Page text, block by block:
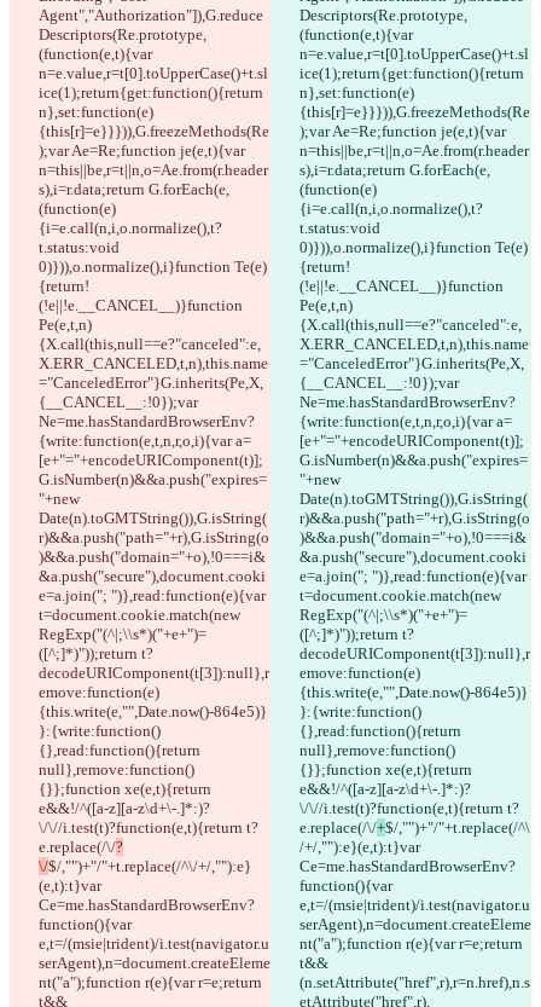
Agent","Authorization"]),G.reduce
Descriptors(Re.prototype,
(function(e,t){var
n=e.value,r=t[0].toUpperCase()+t.sl
ice(1);return{get:function(){return
n},set:function(e)
{this[r]=e}}})),G.freezeMethods(Re
);var Ae=Re;function je(e,t){var
n=this||be,r=t||n,o=Ae.from(r.header
s),i=r.data;return G.forEach(e,
(function(e)
{i=e.call(n,i,o.normalize(),t?
t.status:void
0)})),o.normalize(),i}function Te(e)
{return!
(!e||!e.__CANCEL__)}function
Pe(e,t,n)
{X.call(this,null==e?"canceled":e,
X.ERR_CANCELED,t,n),this.name
="CanceledError"}G.inherits(Pe,X,
{__CANCEL__:!0});var
Ne=me.hasStandardBrowserEnv?
{write:function(e,t,n,r,o,i){var a=
[e+"="+encodeURIComponent(t)];
G.isNumber(n)&&a.push("expires=
"+new
Date(n).toGMTString()),G.isString(
r)&&a.push("path="+r),G.isString(o
)&&a.push("domain="+o),!0===i&
&a.push("secure"),document.cooki
e=a.join("; ")},read:function(e){var
t=document.cookie.match(new
RegExp("(^|;\\s*)("+e+")=
([^;]*)"));return t?
decodeURIComponent(t[3]):null},r
emove:function(e)
{this.write(e,"",Date.now()-864e5)}
}:{write:function()
{},read:function(){return
null},remove:function()
{}};function xe(e,t){return
e&&!/^([a-z][a-z\d+\-.]*:)?
\/\//i.test(t)?function(e,t){return t?
e.replace(/\/?
\/$/,"")+"/"+t.replace(/^\/+/,""):e}
(e,t):t}var
Ce=me.hasStandardBrowserEnv?
function(){var
e,t=/(msie|trident)/i.test(navigator.u
serAgent),n=document.createEleme
nt("a");function r(e){var r=e;return
t&&
Descriptors(Re.prototype,
(function(e,t){var
n=e.value,r=t[0].toUpperCase()+t.sl
ice(1);return{get:function(){return
n},set:function(e)
{this[r]=e}}})),G.freezeMethods(Re
);var Ae=Re;function je(e,t){var
n=this||be,r=t||n,o=Ae.from(r.header
s),i=r.data;return G.forEach(e,
(function(e)
{i=e.call(n,i,o.normalize(),t?
t.status:void
0)})),o.normalize(),i}function Te(e)
{return!
(!e||!e.__CANCEL__)}function
Pe(e,t,n)
{X.call(this,null==e?"canceled":e,
X.ERR_CANCELED,t,n),this.name
="CanceledError"}G.inherits(Pe,X,
{__CANCEL__:!0});var
Ne=me.hasStandardBrowserEnv?
{write:function(e,t,n,r,o,i){var a=
[e+"="+encodeURIComponent(t)];
G.isNumber(n)&&a.push("expires=
"+new
Date(n).toGMTString()),G.isString(
r)&&a.push("path="+r),G.isString(o
)&&a.push("domain="+o),!0===i&
&a.push("secure"),document.cooki
e=a.join("; ")},read:function(e){var
t=document.cookie.match(new
RegExp("(^|;\\s*)("+e+")=
([^;]*)"));return t?
decodeURIComponent(t[3]):null},r
emove:function(e)
{this.write(e,"",Date.now()-864e5)}
}:{write:function()
{},read:function(){return
null},remove:function()
{}};function xe(e,t){return
e&&!/^([a-z][a-z\d+\-.]*:)?
\/\//i.test(t)?function(e,t){return t?
e.replace(/\/+$/,"")+"/"+t.replace(/^\
/+/,""):e}(e,t):t}var
Ce=me.hasStandardBrowserEnv?
function(){var
e,t=/(msie|trident)/i.test(navigator.u
serAgent),n=document.createEleme
nt("a");function r(e){var r=e;return
t&&
(n.setAttribute("href",r),r=n.href),n.s
etAttribute("href",r),